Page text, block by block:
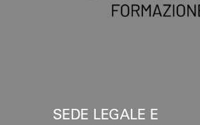
SEDE LEGALE E